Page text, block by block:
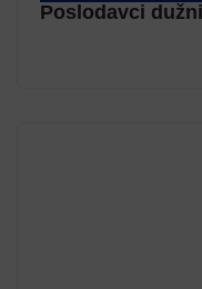
Poslodavci